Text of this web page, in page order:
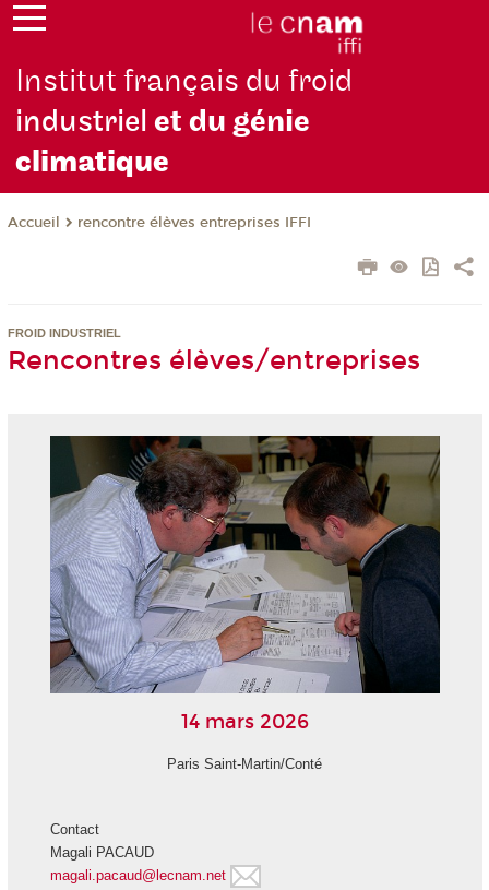
Institut français du froid
industrielet du génie
climatique
Accueil rencontre élèves entreprises IFFI
FROID INDUSTRIEL
Rencontres élèves/entreprises
14 mars 2026
Paris Saint-Martin/Conté
Contact
Magali PACAUD
magali.pacaud@lecnam.net